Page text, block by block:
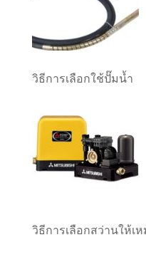
วิธีการเลือกใช้ปั๊มน้ำ
วิธีการเลือกสว่านให้เ